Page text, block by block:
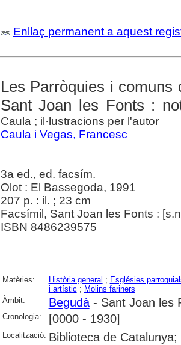
Enllaç permanent a aquest
Les Parròquies i comuns
Sant Joan les Fonts :
Caula ; il·lustracions per l'autor
Caula i Vegas, Francesc
3a ed., ed. facsím.
Olot : El Bassegoda, 1991
207 p. : il. ; 23 cm
Facsímil, Sant Joan les Fonts :
ISBN 8486239575
Matèries: Història general ; Esglésies
i artístic ; Molins fariners
Àmbit:
Begudà- Sant Joan les
Cronologia: [0000 - 1930]
Localització: Biblioteca de